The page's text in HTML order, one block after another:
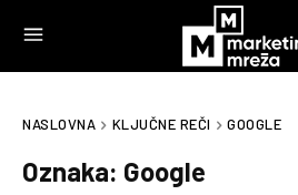
NASLOVNA KLJUČNE REČI GOOGLE
Oznaka: Google